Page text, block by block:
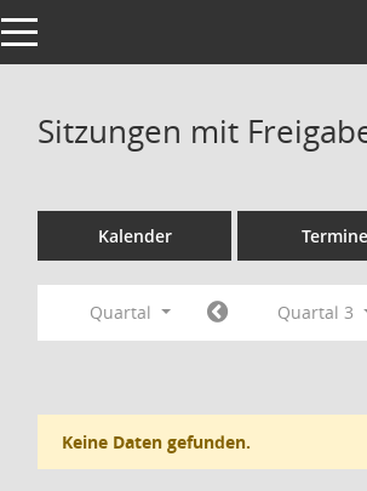
Toggle navigation
Sitzungen mit
Kalender Termine
Quartal Quartal 3
Keine Daten gefunden.